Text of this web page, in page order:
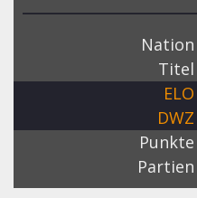
Nation
Titel
ELO
DWZ
Punkte
Partien